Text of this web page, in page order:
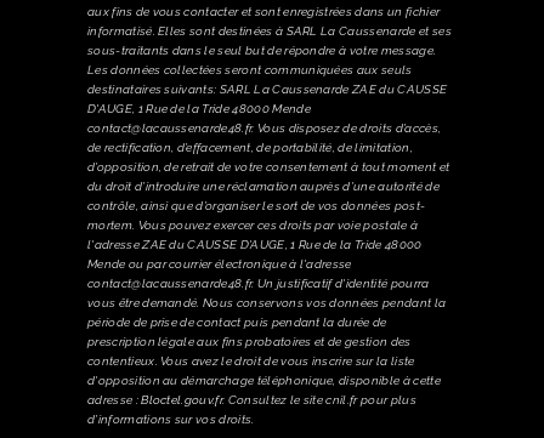
aux fins de vous contacter et sont enregistrées dans un fichier
informatisé. Elles sont destinées à SARL La Caussenarde et ses
sous-traitants dans le seul but de répondre à votre message.
Les données collectées seront communiquées aux seuls
destinataires suivants: SARL La Caussenarde ZAE du CAUSSE
D'AUGE, 1 Rue de la Tride 48000 Mende
contact@lacaussenarde48.fr. Vous disposez de droits d’accès,
de rectification, d’effacement, de portabilité, de limitation,
d’opposition, de retrait de votre consentement à tout moment et
du droit d’introduire une réclamation auprès d’une autorité de
contrôle, ainsi que d’organiser le sort de vos données post-
mortem. Vous pouvez exercer ces droits par voie postale à
l'adresse ZAE du CAUSSE D'AUGE, 1 Rue de la Tride 48000
Mende ou par courrier électronique à l'adresse
contact@lacaussenarde48.fr. Un justificatif d'identité pourra
vous être demandé. Nous conservons vos données pendant la
période de prise de contact puis pendant la durée de
prescription légale aux fins probatoires et de gestion des
contentieux. Vous avez le droit de vous inscrire sur la liste
d'opposition au démarchage téléphonique, disponible à cette
adresse :Bloctel.gouv.fr. Consultez le site cnil.fr pour plus
d’informations sur vos droits.